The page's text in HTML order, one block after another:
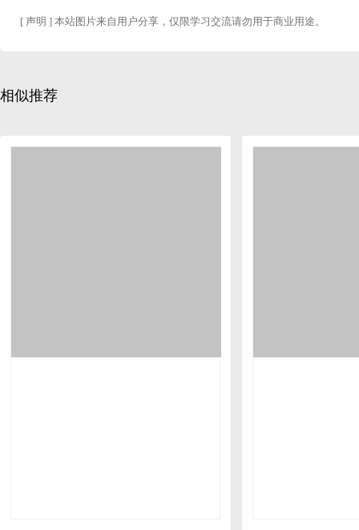
[ 声明 ] 本站图片来自用户分享，仅限学习交流请勿用于商业用途。
相似推荐